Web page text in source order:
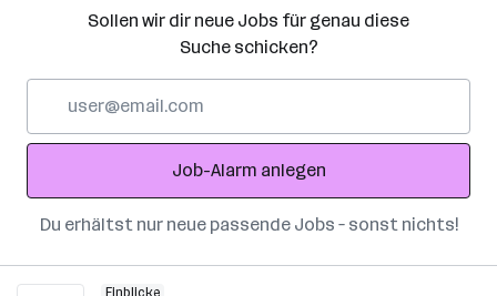
Sollen wir dir neue Jobs für genau diese
Suche schicken?
Adresse
Job-Alarm anlegen
Du erhältst nur neue passende Jobs – sonst nichts!
Einblicke